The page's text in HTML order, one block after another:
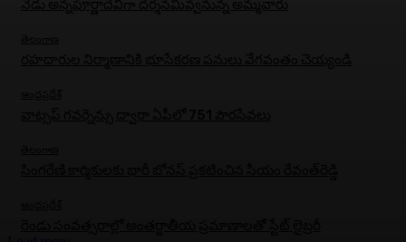
నేడు అన్నపూర్ణాదేవిగా దర్శనమివ్వనున్న అమ్మవారు